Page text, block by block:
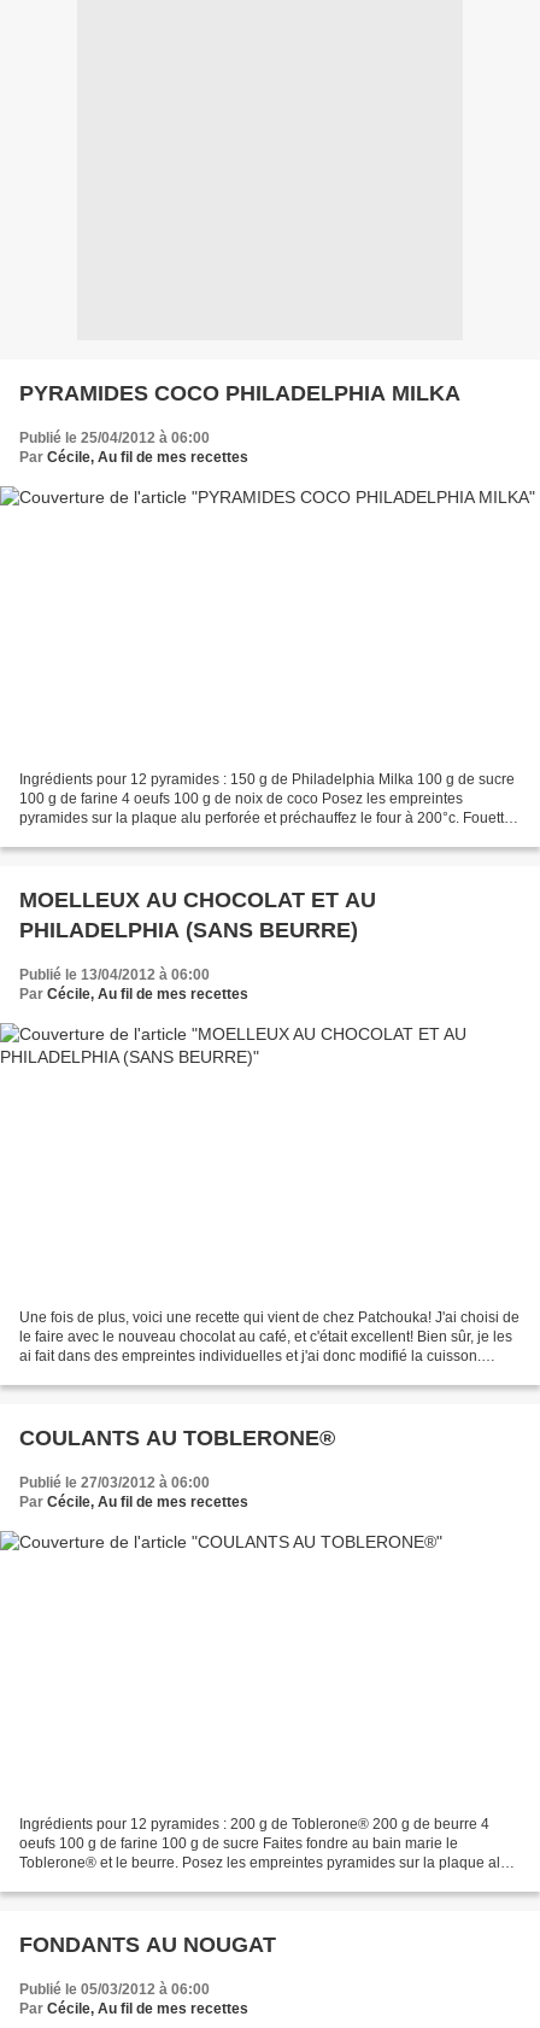
PYRAMIDES COCO PHILADELPHIA MILKA
Publié le 25/04/2012 à 06:00
Par Cécile, Au fil de mes recettes
Ingrédients pour 12 pyramides : 150 g de Philadelphia Milka 100 g de sucre
100 g de farine 4 oeufs 100 g de noix de coco Posez les empreintes
pyramides sur la plaque alu perforée et préchauffez le four à 200°c. Fouettez
MOELLEUX AU CHOCOLAT ET AU
PHILADELPHIA (SANS BEURRE)
Publié le 13/04/2012 à 06:00
Par Cécile, Au fil de mes recettes
Une fois de plus, voici une recette qui vient de chez Patchouka! J'ai choisi de
le faire avec le nouveau chocolat au café, et c'était excellent! Bien sûr, je les
ai fait dans des empreintes individuelles et j'ai donc modifié la cuisson.
COULANTS AU TOBLERONE®
Publié le 27/03/2012 à 06:00
Par Cécile, Au fil de mes recettes
Ingrédients pour 12 pyramides : 200 g de Toblerone® 200 g de beurre 4
oeufs 100 g de farine 100 g de sucre Faites fondre au bain marie le
Toblerone® et le beurre. Posez les empreintes pyramides sur la plaque alu
FONDANTS AU NOUGAT
Publié le 05/03/2012 à 06:00
Par Cécile, Au fil de mes recettes